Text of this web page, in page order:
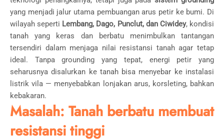
yang menjadi jalur utama pembuangan arus petir ke bumi. Di
wilayah seperti Lembang, Dago, Punclut, dan Ciwidey, kondisi
tanah yang keras dan berbatu menimbulkan tantangan
tersendiri dalam menjaga nilai resistansi tanah agar tetap
ideal. Tanpa grounding yang tepat, energi petir yang
seharusnya disalurkan ke tanah bisa menyebar ke instalasi
listrik vila — menyebabkan lonjakan arus, korsleting, bahkan
kebakaran.
Masalah: Tanah berbatu membuat
resistansi tinggi